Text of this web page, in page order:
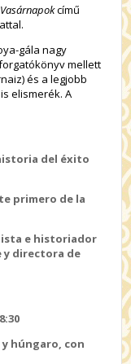
Vasárnapokcímű
gála nagy
mellett
és a legjobb
elismerék. A
del éxito
primero de la
e historiador
y directora de
húngaro, con